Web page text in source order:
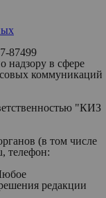
87499
надзору в сфере
коммуникаций
"КИЗ
(в том числе
телефон:
редакции